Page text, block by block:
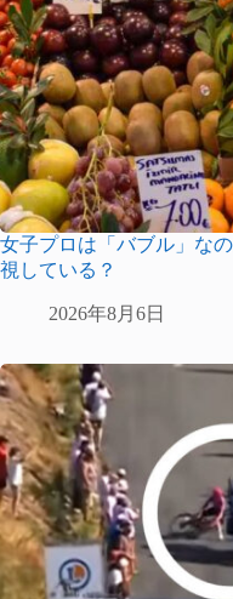
女子プロは「バブル」な
視している？
2026年8月6日